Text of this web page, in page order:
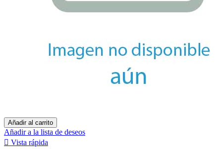
Añadir al carrito
Añadir a la lista de deseos
 Vista rápida